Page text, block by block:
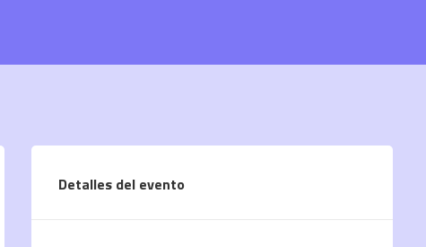
Detalles del evento